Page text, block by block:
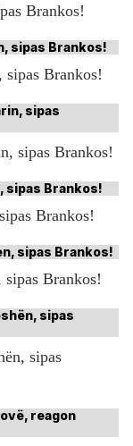
Brankos!
Brankos!
sipas Brankos!
Brankos!
Brankos!
sipas